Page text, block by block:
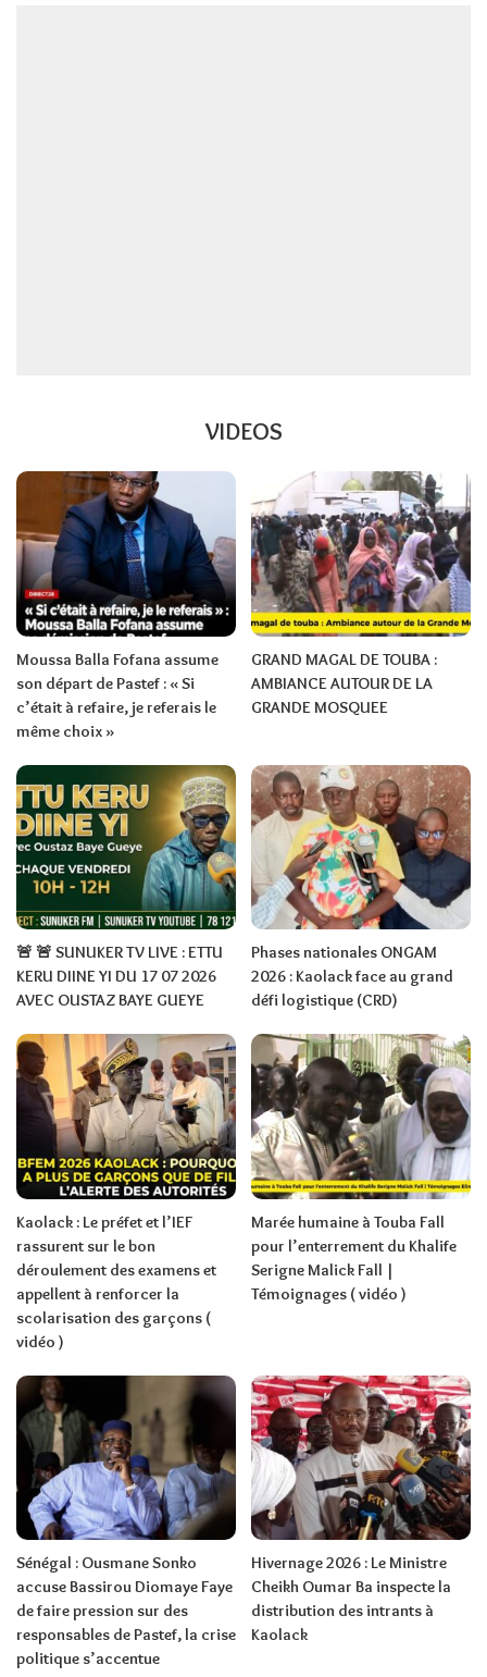
VIDEOS
Moussa Balla Fofana assume
son départ de Pastef : « Si
c’était à refaire, je referais le
même choix »
GRAND MAGAL DE TOUBA :
AMBIANCE AUTOUR DE LA
GRANDE MOSQUEE
🚨 🚨 SUNUKER TV LIVE : ETTU
KERU DIINE YI DU 17 07 2026
AVEC OUSTAZ BAYE GUEYE
Phases nationales ONGAM
2026 : Kaolack face au grand
défi logistique (CRD)
Kaolack : Le préfet et l’IEF
rassurent sur le bon
déroulement des examens et
appellent à renforcer la
scolarisation des garçons (
vidéo )
Marée humaine à Touba Fall
pour l’enterrement du Khalife
Serigne Malick Fall |
Témoignages ( vidéo )
Sénégal : Ousmane Sonko
accuse Bassirou Diomaye Faye
de faire pression sur des
responsables de Pastef, la crise
politique s’accentue
Hivernage 2026 : Le Ministre
Cheikh Oumar Ba inspecte la
distribution des intrants à
Kaolack